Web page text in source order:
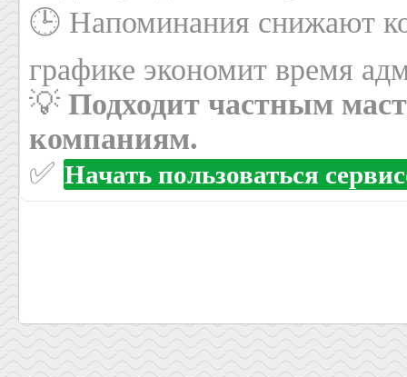
🕒 Напоминания снижают
графике экономит время
💡 Подходит частным
компаниям.
✅ Начать пользоваться